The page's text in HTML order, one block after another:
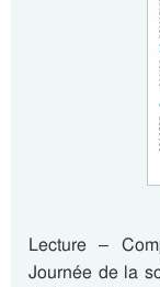
Lecture –
Journée de la